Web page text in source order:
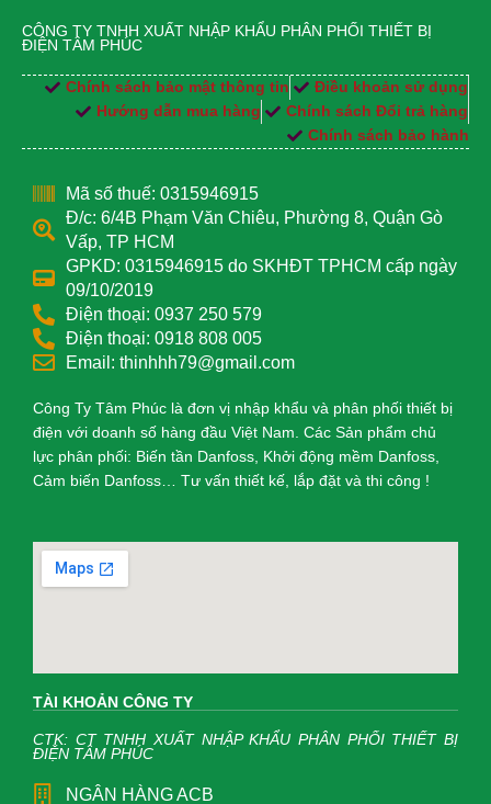
CÔNG TY TNHH XUẤT NHẬP KHẨU PHÂN PHỐI THIẾT BỊ
ĐIỆN TÂM PHÚC
Chính sách bảo mật thông tin
Điều khoản sử dụng
Hướng dẫn mua hàng
Chính sách Đổi trả hàng
Chính sách bảo hành
Mã số thuế: 0315946915
Đ/c: 6/4B Phạm Văn Chiêu, Phường 8, Quận Gò
Vấp, TP HCM
GPKD: 0315946915 do SKHĐT TPHCM cấp ngày
09/10/2019
Điện thoại: 0937 250 579
Điện thoại: 0918 808 005
Email: thinhhh79@gmail.com
Công Ty Tâm Phúc là đơn vị nhập khẩu và phân phối thiết bị
điện với doanh số hàng đầu Việt Nam. Các Sản phẩm chủ
lực phân phối: Biến tần Danfoss, Khởi động mềm Danfoss,
Cảm biến Danfoss… Tư vấn thiết kế, lắp đặt và thi công !
TÀI KHOẢN CÔNG TY
CTK: CT TNHH XUẤT NHẬP KHẨU PHÂN PHỐI THIẾT BỊ
ĐIỆN TÂM PHÚC
NGÂN HÀNG ACB